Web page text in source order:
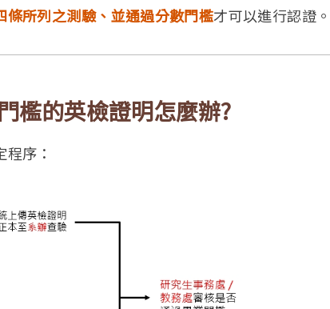
所列之測驗、並通過分數門檻才可以進行認證。
檻的英檢證明怎麼辦?
序：